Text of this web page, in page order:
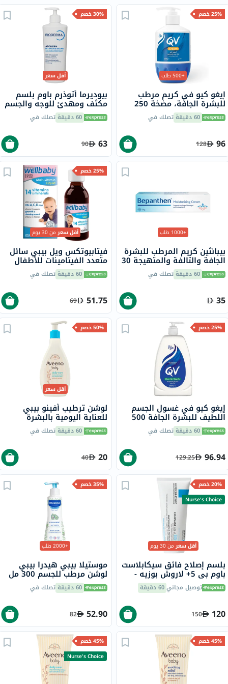
25% خصم
+500 طلب
إيغو كيو في كريم مرطب
للبشرة الجافة، مضخة 250
جرام 60 دقيقة تصلك في
96
128
30% خصم
أقل سعر
بيوديرما أتوذرم باوم بلسم
مكثف ومهدئ للوجه والجسم
500 مل 60 دقيقة تصلك في
63
90
+1000 طلب
بيبانثين كريم المرطب للبشرة
الجافة والتالفة والمتهيجة 30
جرام 60 دقيقة تصلك في
35
25% خصم
أقل سعرمن 30 يوم
فيتابيوتكس ويل بيبي سائل
متعدد الفيتامينات للأطفال
من عمر 6 أشهر إلى 4 سنوات
150 مل 60 دقيقة تصلك في
51.75
69
25% خصم
إيغو كيو في غسول الجسم
اللطيف للبشرة الجافة 500
مل 60 دقيقة تصلك في
96.94
129.25
50% خصم
أقل سعر
لوشن ترطيب أفينو بيبي
للعناية اليومية بالبشرة
الحساسة 250 مل
60 دقيقة تصلك في
20
40
20% خصم
Nurse's Choice
أقل سعرمن 30 يوم
بلسم إصلاح فائق سيكابلاست
باوم بي 5+ لاروش بوزيه -
100 مل توصيل مجاني60 دقيقة
120
150
35% خصم
+2000 طلب
موستيلا بيبي هيدرا بيبي
لوشن مرطب للجسم 300 مل
60 دقيقة تصلك في
52.90
82
45% خصم
45% خصم
Nurse's Choice